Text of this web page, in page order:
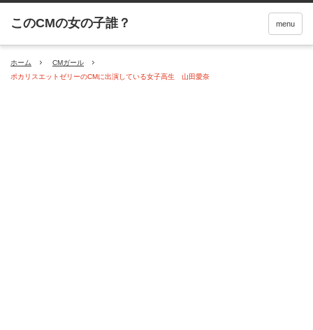
menu
ホーム
CMガール
ポカリスエットゼリーのCMに出演している女子高生 山田愛奈